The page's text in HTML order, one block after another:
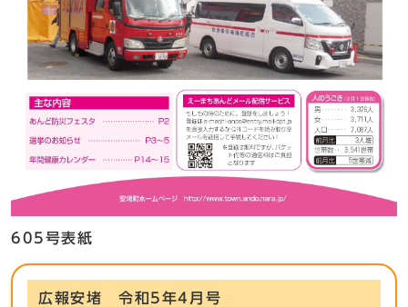
605号表紙
広報安堵 令和5年4月号